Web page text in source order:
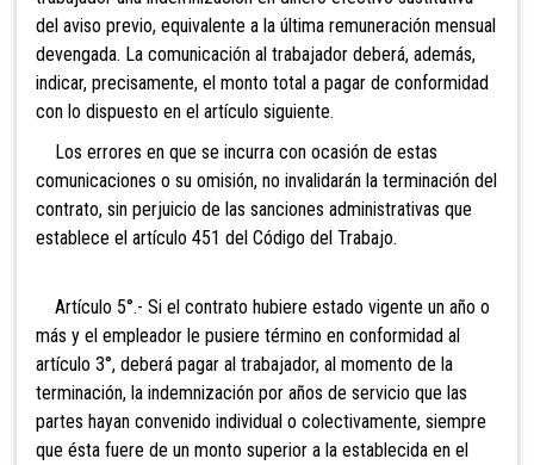
del aviso previo, equivalente a la última remuneración mensual
devengada. La comunicación al trabajador deberá, además,
indicar, precisamente, el monto total a pagar de conformidad
con lo dispuesto en el artículo siguiente.
Los errores en que se incurra con ocasión de estas
comunicaciones o su omisión, no invalidarán la terminación del
contrato, sin perjuicio de las sanciones administrativas que
establece el artículo 451 del Código del Trabajo.
Artículo 5°.- Si el contrato hubiere estado vigente un año o
más y el empleador le pusiere término en conformidad al
artículo 3°, deberá pagar al trabajador, al momento de la
terminación, la indemnización por años de servicio que las
partes hayan convenido individual o colectivamente, siempre
que ésta fuere de un monto superior a la establecida en el